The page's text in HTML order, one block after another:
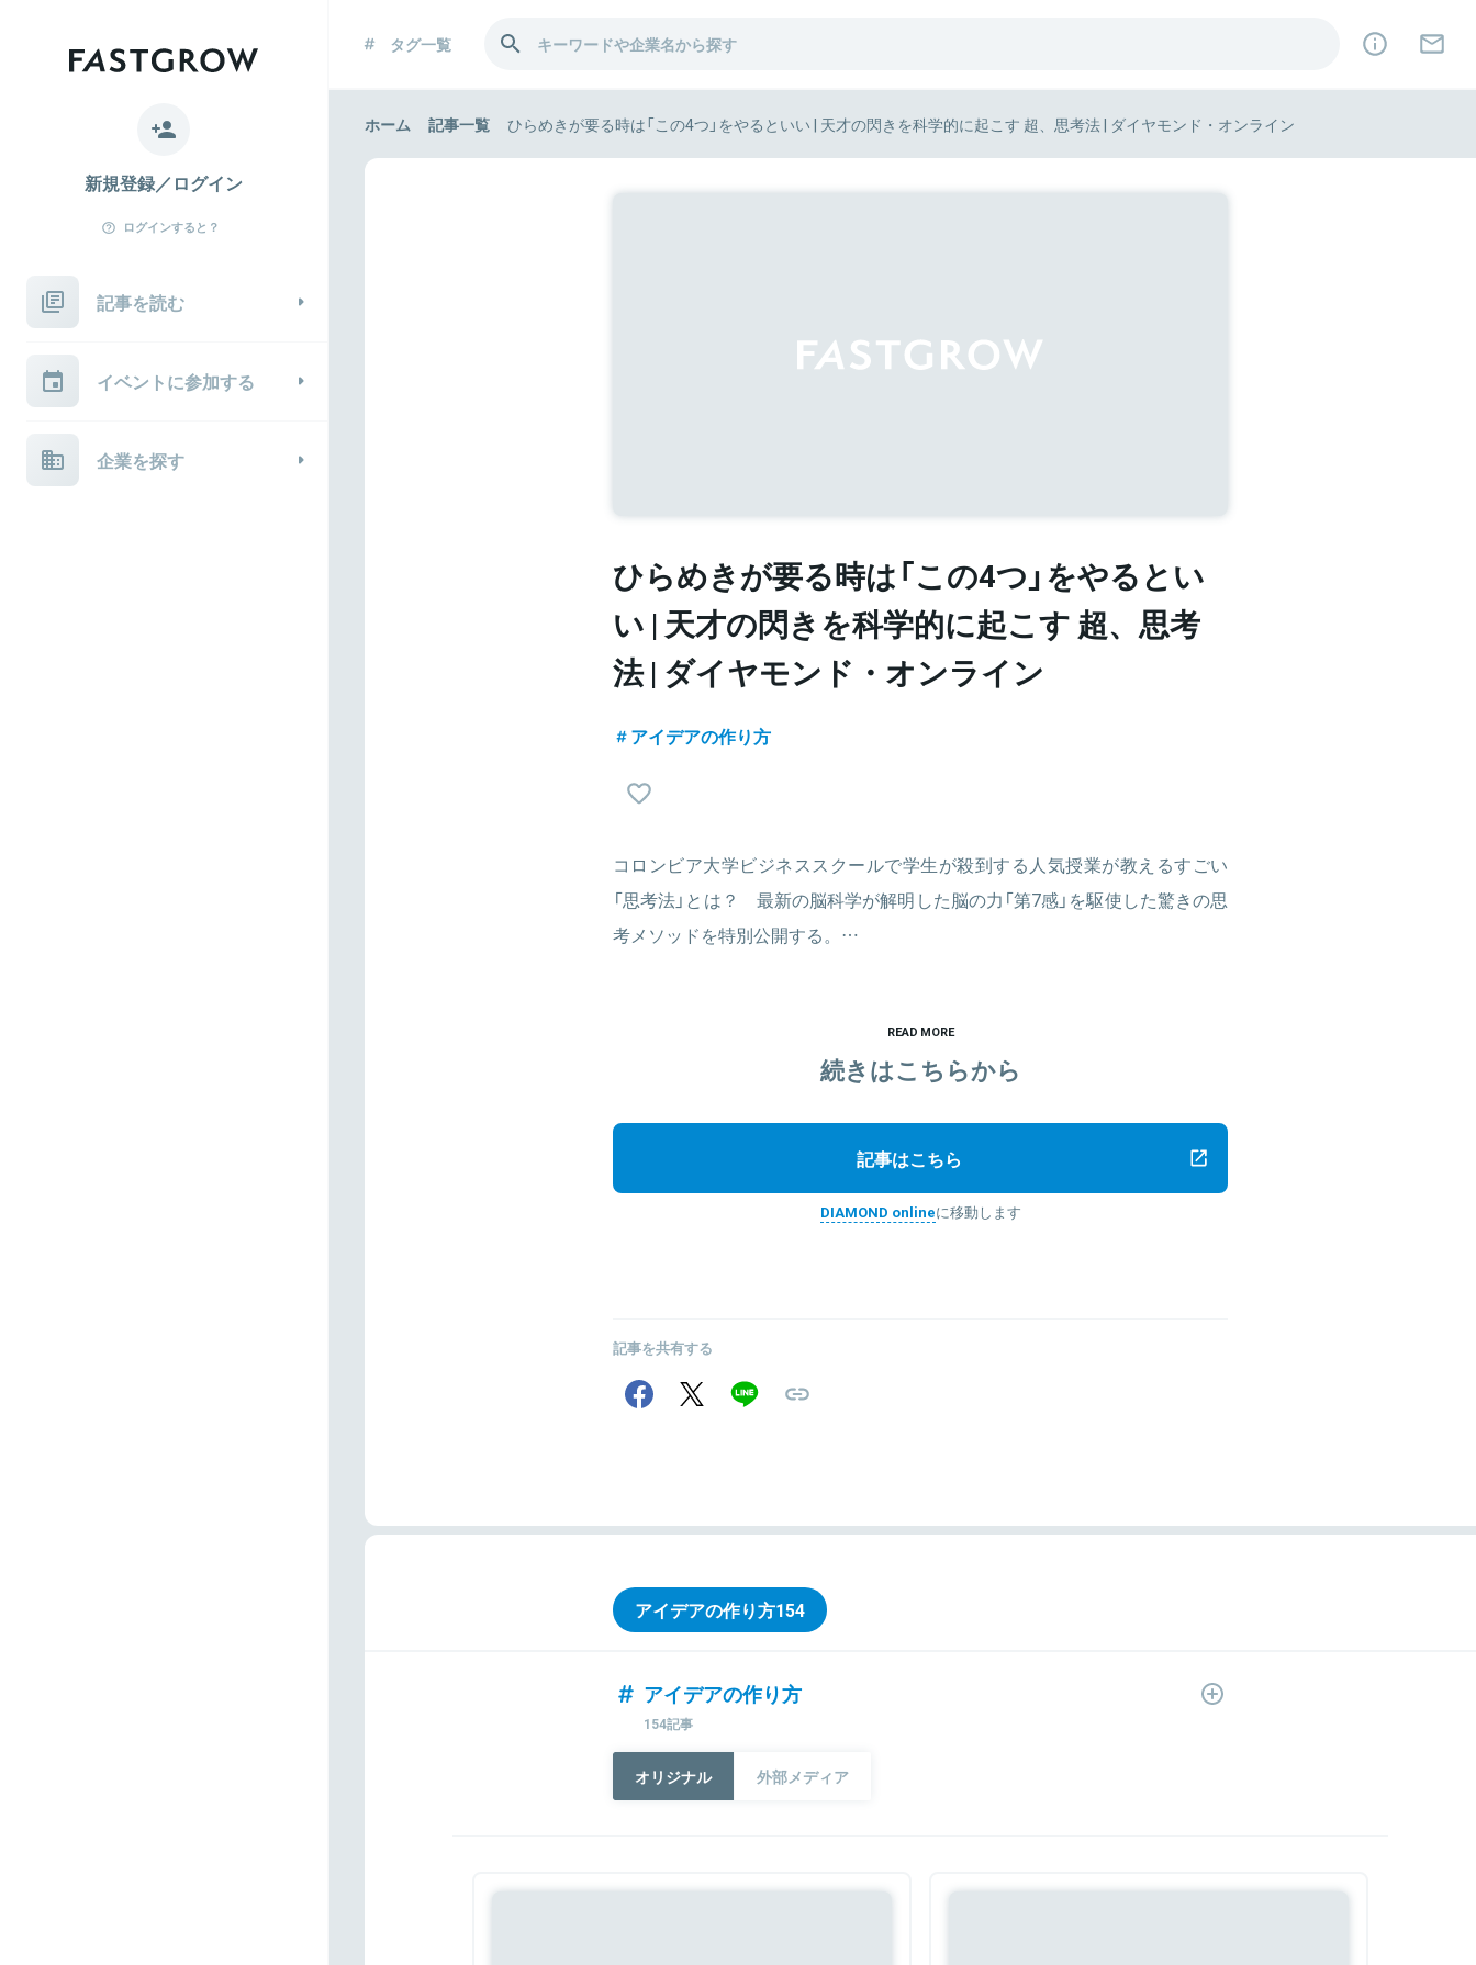
新規登録／ログイン
ログインすると？
記事を読む
イベントに参加する
企業を探す
タグ一覧
ホーム 記事一覧 ひらめきが要る時は「この4つ」をやるといい | 天才の閃きを科学的に起こす 超、思考法 | ダイヤモンド・オンライン
ひらめきが要る時は「この4つ」をやるとい
い | 天才の閃きを科学的に起こす 超、思考
法 | ダイヤモンド・オンライン
アイデアの作り方
コロンビア大学ビジネススクールで学生が殺到する人気授業が教えるすごい
「思考法」とは？ 最新の脳科学が解明した脳の力「第7感」を駆使した驚きの思
考メソッドを特別公開する。…
READ MORE
続きはこちらから
記事はこちら
DIAMOND onlineに移動します
記事を共有する
アイデアの作り方154
アイデアの作り方
154記事
オリジナル 外部メディア